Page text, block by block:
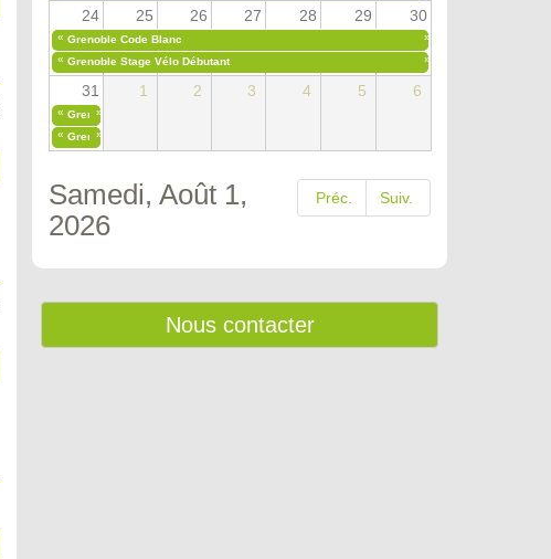
24 25 26 27 28 29 30
« Grenoble Code Blanc
»
« Grenoble Stage Vélo Débutant »
31 1 2 3 4 5 6
« Grenoble Code Blanc
»
« Grenoble Stage Vélo Débutant
»
Préc. Suiv.
Samedi, Août 1,
2026
Nous contacter